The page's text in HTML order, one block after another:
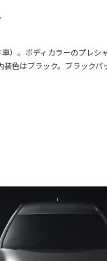
）。ボディカラーのプレシ
装色はブラック。ブラック